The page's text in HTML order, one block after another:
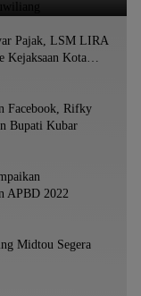
Pajak, LSM LIRA
Kejaksaan Kota
Facebook, Rifky
Bupati Kubar
APBD 2022
Midtou Segera